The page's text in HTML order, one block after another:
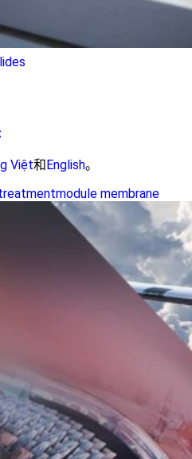
Việt和English。
module membrane